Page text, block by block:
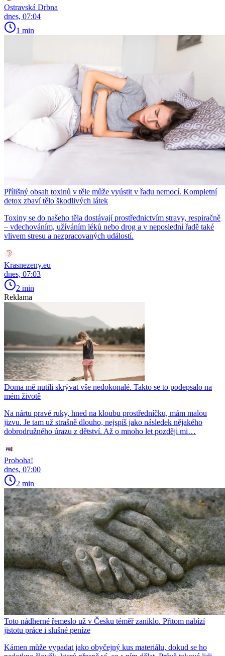
Ostravská Drbna
dnes, 07:04
1 min
Přílišný obsah toxinů v těle může vyústit v řadu nemocí. Kompletní
detox zbaví tělo škodlivých látek
Toxiny se do našeho těla dostávají prostřednictvím stravy, respiračně
– vdechováním, užíváním léků nebo drog a v neposlední řadě také
vlivem stresu a nezpracovaných událostí.
Krasnezeny.eu
dnes, 07:03
2 min
Reklama
Doma mě nutili skrývat vše nedokonalé. Takto se to podepsalo na
mém životě
Na nártu pravé ruky, hned na kloubu prostředníčku, mám malou
jizvu. Je tam už strašně dlouho, nejspíš jako následek nějakého
dobrodružného úrazu z dětství. Až o mnoho let později mi…
Proboha!
dnes, 07:00
2 min
Toto nádherné řemeslo už v Česku téměř zaniklo. Přitom nabízí
jistotu práce i slušné peníze
Kámen může vypadat jako obyčejný kus materiálu, dokud se ho